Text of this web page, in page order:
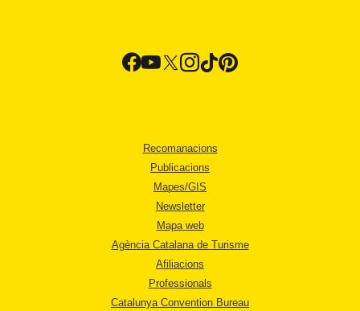
Recomanacions
Publicacions
Mapes/GIS
Newsletter
Mapa web
Agència Catalana de Turisme
Afiliacions
Professionals
Catalunya Convention Bureau